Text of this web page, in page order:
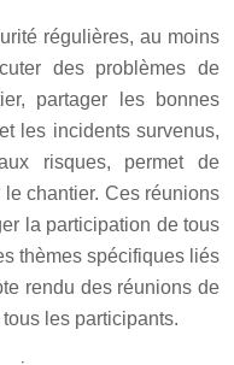
régulières, au moins
des problèmes de
partager les bonnes
les incidents survenus,
risques, permet de
chantier. Ces réunions
la participation de tous
thèmes spécifiques liés
rendu des réunions de
les participants.